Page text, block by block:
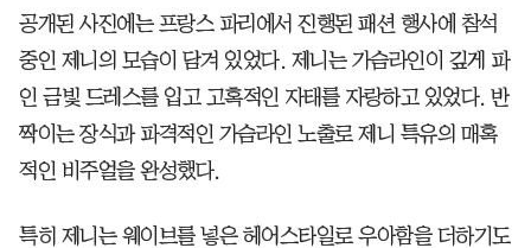
공개된 사진에는 프랑스 파리에서 진행된 패션 행사에 참석
중인 제니의 모습이 담겨 있었다. 제니는 가슴라인이 깊게 파
인 금빛 드레스를 입고 고혹적인 자태를 자랑하고 있었다. 반
짝이는 장식과 파격적인 가슴라인 노출로 제니 특유의 매혹
적인 비주얼을 완성했다.
특히 제니는 웨이브를 넣은 헤어스타일로 우아함을 더하기도